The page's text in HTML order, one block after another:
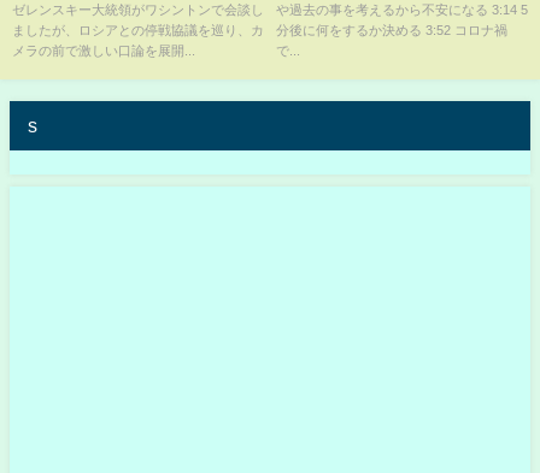
ゼレンスキー大統領がワシントンで会談し
ましたが、ロシアとの停戦協議を巡り、カ
メラの前で激しい口論を展開...
まうからなんですよね【切り抜
き/うつ病/人間関係/将来】
や過去の事を考えるから不安になる 3:14 5
分後に何をするか決める 3:52 コロナ禍
で...
s